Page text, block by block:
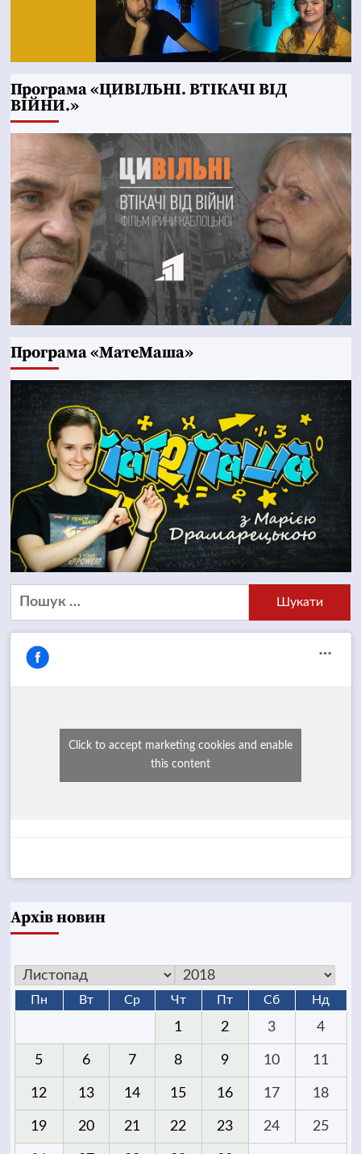
Програма «ЦИВІЛЬНІ. ВТІКАЧІ ВІД
ВІЙНИ.»
Програма «МатеМаша»
Пошук:
Click to accept marketing cookies and enable
this content
Архів новин
Пн Вт Ср Чт Пт Сб Нд
1 2 3 4
5 6 7 8 9 10 11
12 13 14 15 16 17 18
19 20 21 22 23 24 25